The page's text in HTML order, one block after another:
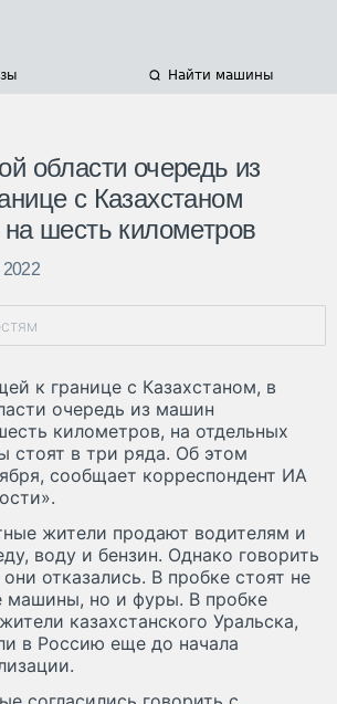
Найти машины
области очередь из
с Казахстаном
на шесть километров
2022
к границе с Казахстаном, в
очередь из машин
километров, на отдельных
стоят в три ряда. Об этом
сообщает корреспондент ИА
жители продают водителям и
воду и бензин. Однако говорить
отказались. В пробке стоят не
машины, но и фуры. В пробке
казахстанского Уральска,
в Россию еще до начала